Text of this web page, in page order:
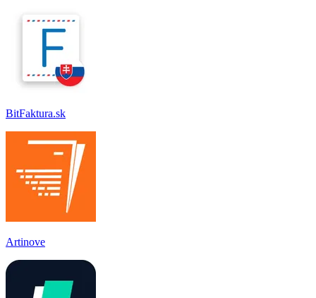
BitFaktura.sk
Artinove